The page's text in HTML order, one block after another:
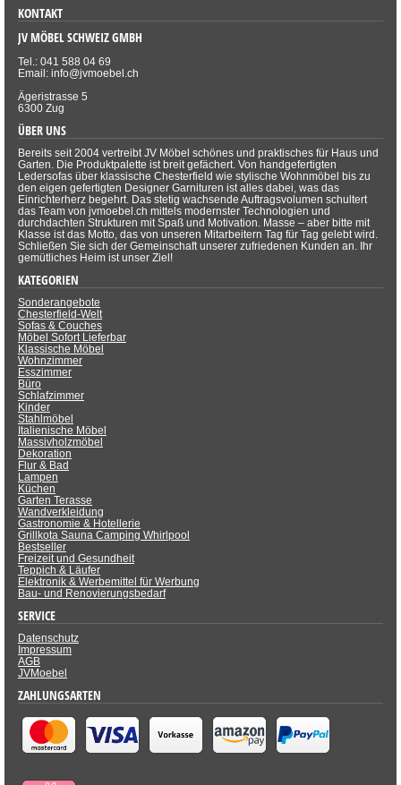
KONTAKT
JV MÖBEL SCHWEIZ GMBH
Tel.: 041 588 04 69
Email: info@jvmoebel.ch
Ägeristrasse 5
6300 Zug
ÜBER UNS
Bereits seit 2004 vertreibt JV Möbel schönes und praktisches für Haus und
Garten. Die Produktpalette ist breit gefächert. Von handgefertigten
Ledersofas über klassische Chesterfield wie stylische Wohnmöbel bis zu
den eigen gefertigten Designer Garnituren ist alles dabei, was das
Einrichterherz begehrt. Das stetig wachsende Auftragsvolumen schultert
das Team von jvmoebel.ch mittels modernster Technologien und
durchdachten Strukturen mit Spaß und Motivation. Masse – aber bitte mit
Klasse ist das Motto, das von unseren Mitarbeitern Tag für Tag gelebt wird.
Schließen Sie sich der Gemeinschaft unserer zufriedenen Kunden an. Ihr
gemütliches Heim ist unser Ziel!
KATEGORIEN
Sonderangebote
Chesterfield-Welt
Sofas & Couches
Möbel Sofort Lieferbar
Klassische Möbel
Wohnzimmer
Esszimmer
Büro
Schlafzimmer
Kinder
Stahlmöbel
Italienische Möbel
Massivholzmöbel
Dekoration
Flur & Bad
Lampen
Küchen
Garten Terasse
Wandverkleidung
Gastronomie & Hotellerie
Grillkota Sauna Camping Whirlpool
Bestseller
Freizeit und Gesundheit
Teppich & Läufer
Elektronik & Werbemittel für Werbung
Bau- und Renovierungsbedarf
SERVICE
Datenschutz
Impressum
AGB
JVMoebel
ZAHLUNGSARTEN